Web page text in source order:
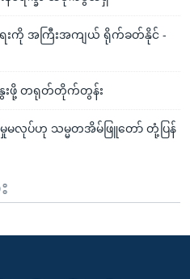
ရေးကို အကြီးအကျယ် ရိုက်ခတ်နိုင် -
းဖို့ တရုတ်တိုက်တွန်း
မှုမလုပ်ဟု သမ္မတအိမ်ဖြူတော် တုံ့ပြန်